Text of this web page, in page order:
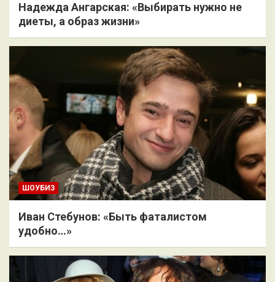
Надежда Ангарская: «Выбирать нужно не
диеты, а образ жизни»
ШОУБИЗ
Иван Стебунов: «Быть фаталистом
удобно…»